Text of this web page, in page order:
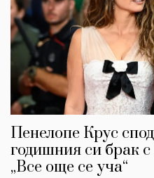
Пенелопе Крус
годишния си брак
„Все още се уча“